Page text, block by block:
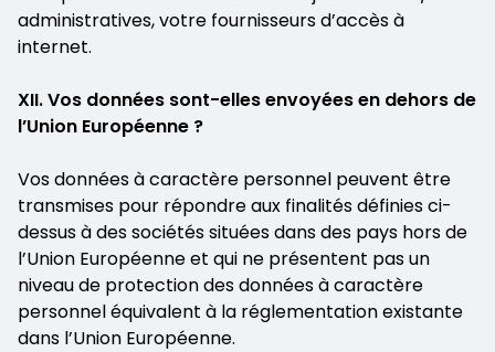
administratives, votre fournisseurs d’accès à
internet.
XII. Vos données sont-elles envoyées en dehors de
l’Union Européenne ?
Vos données à caractère personnel peuvent être
transmises pour répondre aux finalités définies ci-
dessus à des sociétés situées dans des pays hors de
l’Union Européenne et qui ne présentent pas un
niveau de protection des données à caractère
personnel équivalent à la réglementation existante
dans l’Union Européenne.